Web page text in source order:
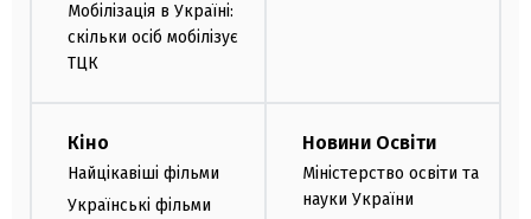
Мобілізація в Україні:
скільки осіб мобілізує
ТЦК
Кіно
Найцікавіші фільми
Українські фільми
Новини Освіти
Міністерство освіти та
науки України